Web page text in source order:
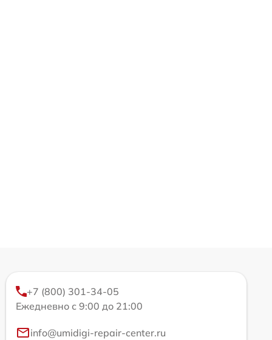
+7 (800) 301-34-05
Ежедневно с 9:00 до 21:00
info@umidigi-repair-center.ru